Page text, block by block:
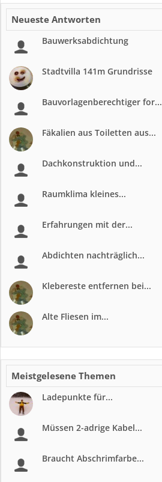
Neueste Antworten
Bauwerksabdichtung
Stadtvilla 141m Grundrisse
Bauvorlagenberechtiger for...
Fäkalien aus Toiletten aus...
Dachkonstruktion und...
Raumklima kleines...
Erfahrungen mit der...
Abdichten nachträglich...
Klebereste entfernen bei...
Alte Fliesen im...
Meistgelesene Themen
Ladepunkte für...
Müssen 2-adrige Kabel...
Braucht Abschrimfarbe...